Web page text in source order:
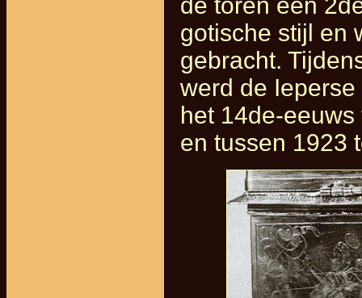
gotische stijl en
gebracht.
werd de
het 14de-
en tussen 1923